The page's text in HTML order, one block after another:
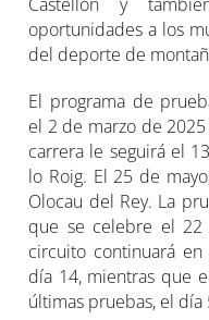
oportunidades a los
del deporte de
El programa de
el 2 de marzo de 2025
carrera le seguirá el
lo Roig. El 25 de
Olocau del Rey. La
que se celebre el 22
circuito continuará en
día 14, mientras que
últimas pruebas, el